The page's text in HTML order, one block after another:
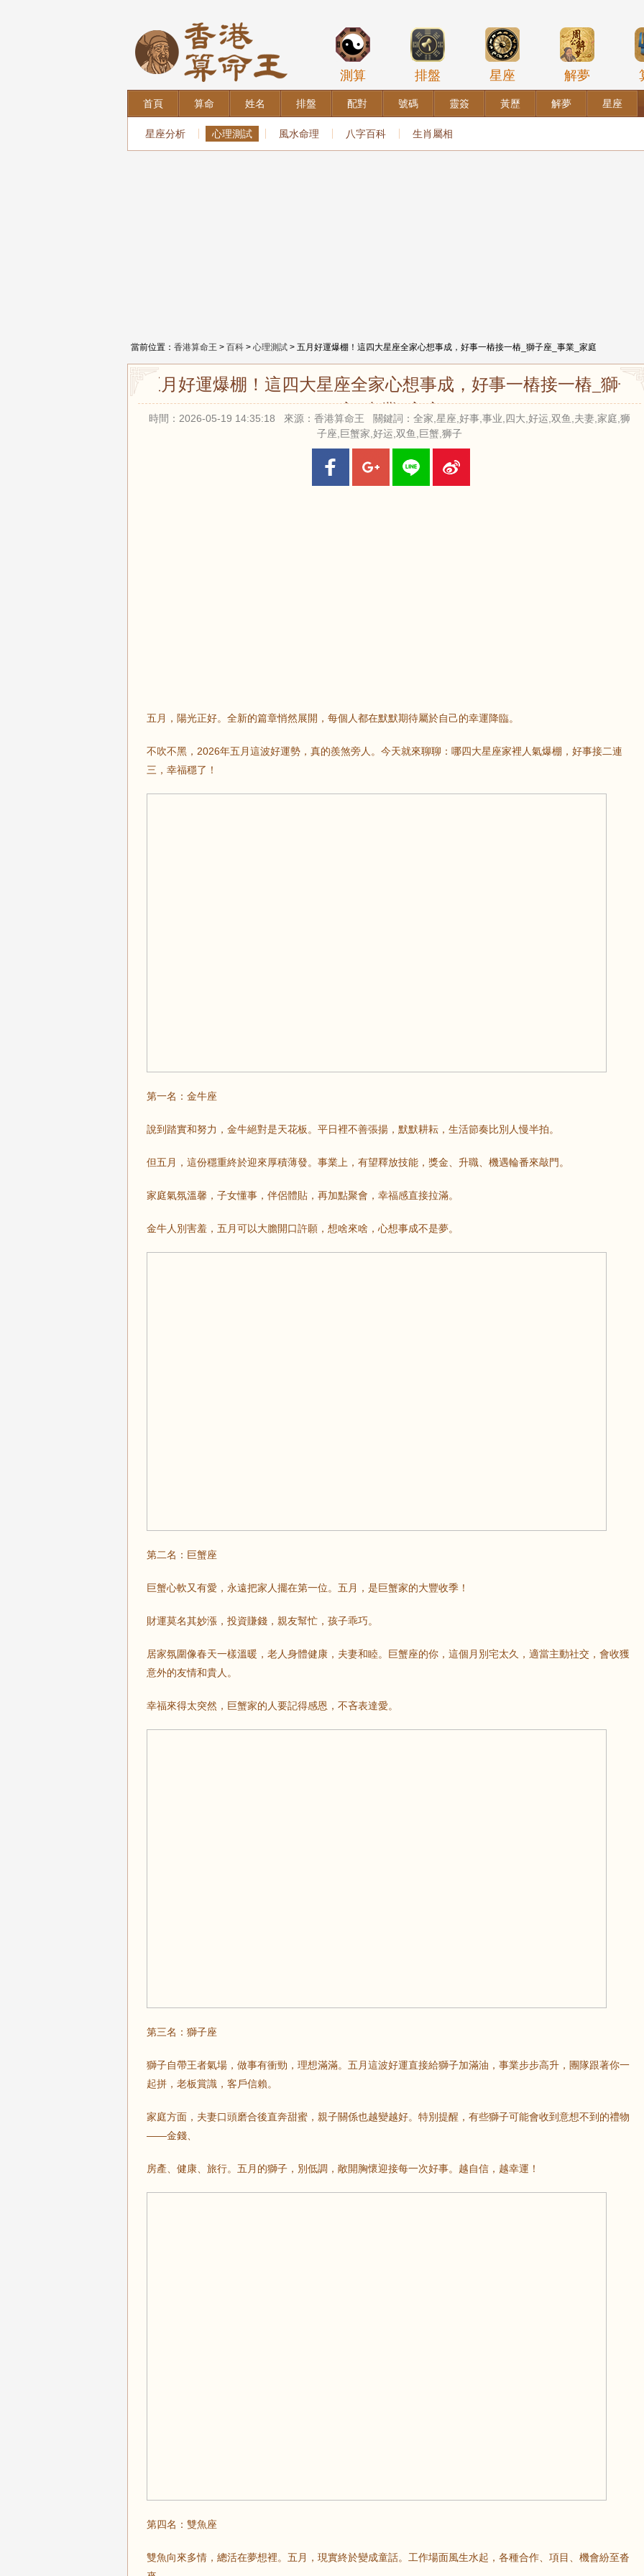
測算 排盤 星座 解夢
首頁 算命 姓名 排盤 配對 號碼 靈簽 黃歷 解夢 星座
星座分析 心理測試 風水命理 八字百科 生肖屬相
當前位置： 香港算命王 > 百科 > 心理測試 > 五月好運爆棚！這四大星座全家心想事成，好事一樁接一樁_獅子座_事業_家庭
五月好運爆棚！這四大星座全家心想事成，好事一樁接一樁_獅子
座_事業_家庭
時間：2026-05-19 14:35:18 來源：香港算命王 關鍵詞：全家,星座,好事,事业,四大,好运,双鱼,夫妻,家庭,狮
子座,巨蟹家,好运,双鱼,巨蟹,狮子
五月，陽光正好。全新的篇章悄然展開，每個人都在默默期待屬於自己的幸運降臨。
不吹不黑，2026年五月這波好運勢，真的羨煞旁人。今天就來聊聊：哪四大星座家裡人氣爆棚，好事接二連
三，幸福穩了！
第一名：金牛座
說到踏實和努力，金牛絕對是天花板。平日裡不善張揚，默默耕耘，生活節奏比別人慢半拍。
但五月，這份穩重終於迎來厚積薄發。事業上，有望釋放技能，獎金、升職、機遇輪番來敲門。
家庭氣氛溫馨，子女懂事，伴侶體貼，再加點聚會，幸福感直接拉滿。
金牛人別害羞，五月可以大膽開口許願，想啥來啥，心想事成不是夢。
第二名：巨蟹座
巨蟹心軟又有愛，永遠把家人擺在第一位。五月，是巨蟹家的大豐收季！
財運莫名其妙漲，投資賺錢，親友幫忙，孩子乖巧。
居家氛圍像春天一樣溫暖，老人身體健康，夫妻和睦。巨蟹座的你，這個月別宅太久，適當主動社交，會收獲
意外的友情和貴人。
幸福來得太突然，巨蟹家的人要記得感恩，不吝表達愛。
第三名： 獅子座
獅子自帶王者氣場，做事有衝勁，理想滿滿。五月這波好運直接給獅子加滿油，事業步步高升，團隊跟著你一
起拼，老板賞識，客戶信賴。
家庭方面，夫妻口頭磨合後直奔甜蜜，親子關係也越變越好。特別提醒，有些獅子可能會收到意想不到的禮物
——金錢、
房產、健康、旅行。五月的獅子，別低調，敞開胸懷迎接每一次好事。越自信，越幸運！
第四名：雙魚座
雙魚向來多情，總活在夢想裡。五月，現實終於變成童話。工作場面風生水起，各種合作、項目、機會紛至沓